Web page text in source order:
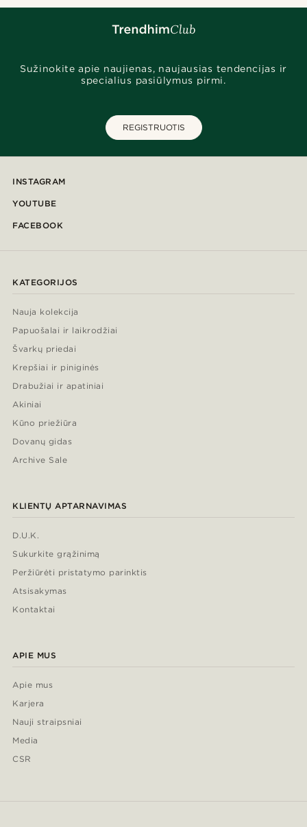
Sužinokite apie naujienas, naujausias tendencijas ir
specialius pasiūlymus pirmi.
REGISTRUOTIS
INSTAGRAM
YOUTUBE
FACEBOOK
KATEGORIJOS
Nauja kolekcija
Papuošalai ir laikrodžiai
Švarkų priedai
Krepšiai ir piniginės
Drabužiai ir apatiniai
Akiniai
Kūno priežiūra
Dovanų gidas
Archive Sale
KLIENTŲ APTARNAVIMAS
D.U.K.
Sukurkite grąžinimą
Peržiūrėti pristatymo parinktis
Atsisakymas
Kontaktai
APIE MUS
Apie mus
Karjera
Nauji straipsniai
Media
CSR